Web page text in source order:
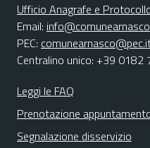
Ufficio Anagrafe e
Email:
PEC:
Centralino unico: +39 0182
Leggi le FAQ
Prenotazione
Segnalazione disservizio